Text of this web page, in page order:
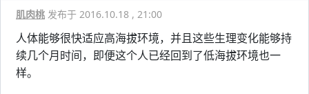
肌肉桃 发布于 2016.10.18 , 21:00
人体能够很快适应高海拔环境，并且这些生理变化能够持
续几个月时间，即便这个人已经回到了低海拔环境也一
样。